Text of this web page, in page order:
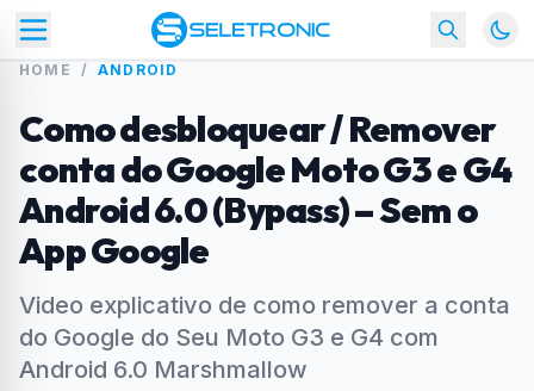
HOME / ANDROID
Como desbloquear / Remover
conta do Google Moto G3 e G4
Android 6.0 (Bypass) – Sem o
App Google
Video explicativo de como remover a conta
do Google do Seu Moto G3 e G4 com
Android 6.0 Marshmallow